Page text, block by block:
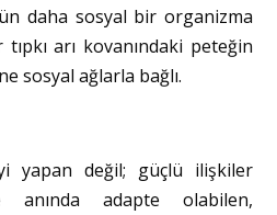
daha sosyal bir organizma
arı kovanındaki peteğin
sosyal ağlarla bağlı.
yapan değil; güçlü ilişkiler
anında adapte olabilen,